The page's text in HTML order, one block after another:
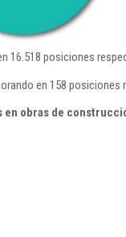
16.518 posiciones
en 158 posiciones
en obras de